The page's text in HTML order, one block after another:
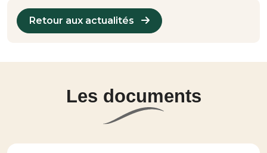
Retour aux actualités
Les documents